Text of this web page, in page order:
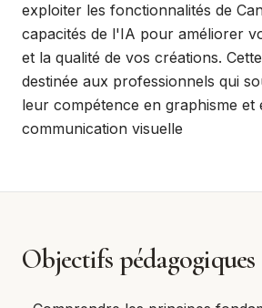
exploiter les fonctionnalités de
capacités de l'IA pour améliorer
et la qualité de vos créations.
destinée aux professionnels qui
leur compétence en graphisme et
communication visuelle
Objectifs pédagogiques